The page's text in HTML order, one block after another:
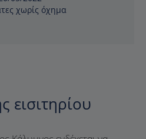
χωρίς όχημα
εισιτηρίου